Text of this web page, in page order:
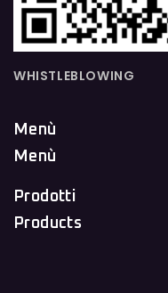
WHISTLEBLOWING
Menù
Menù
Prodotti
Products